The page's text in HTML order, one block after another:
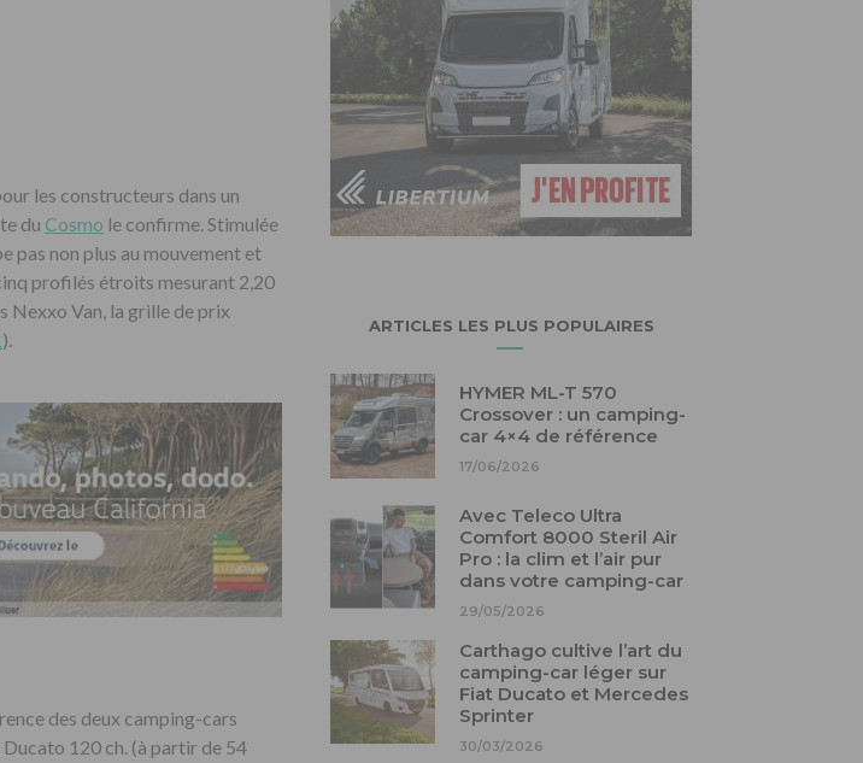
les constructeurs dans un
du Cosmo le confirme. Stimulée
pas non plus au mouvement et
profilés étroits mesurant 2,20
Nexxo Van, la grille de prix
).
des deux camping-cars
120 ch. (à partir de 54
ARTICLES LES PLUS POPULAIRES
HYMER ML-T 570
Crossover : un camping-
car 4×4 de référence
17/06/2026
Avec Teleco Ultra
Comfort 8000 Steril Air
Pro : la clim et l’air pur
dans votre camping-car
29/05/2026
Carthago cultive l’art du
camping-car léger sur
Fiat Ducato et Mercedes
Sprinter
30/03/2026